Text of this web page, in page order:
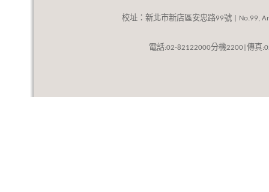
校址：新北市新店區安忠路99號 | No.99,
電話:02-82122000分機2200| 傳真